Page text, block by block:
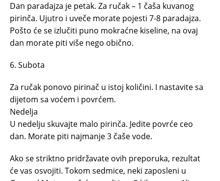
Dan paradajza je petak. Za ručak – 1 čaša kuvanog
pirinča. Ujutro i uveče morate pojesti 7-8 paradajza.
Pošto će se izlučiti puno mokraćne kiseline, na ovaj
dan morate piti više nego obično.
6. Subota
Za ručak ponovo pirinač u istoj količini. I nastavite sa
dijetom sa voćem i povrćem.
Nedelja
U nedelju skuvajte malo pirinča. Jedite povrće ceo
dan. Morate piti najmanje 3 čaše vode.
Ako se striktno pridržavate ovih preporuka, rezultat
će vas osvojiti. Tokom sedmice, neki zaposleni u